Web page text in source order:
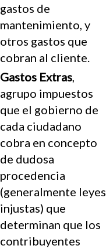
gastos de
mantenimiento, y
otros gastos que
cobran al cliente.
Gastos Extras,
agrupo impuestos
que el gobierno de
cada ciudadano
cobra en concepto
de dudosa
procedencia
(generalmente leyes
injustas) que
determinan que los
contribuyentes